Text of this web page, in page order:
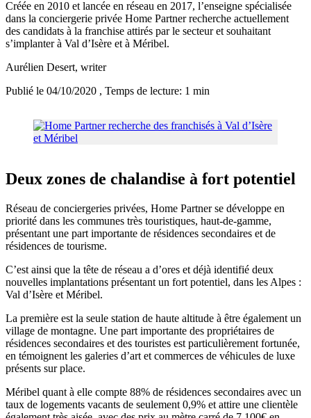
Créée en 2010 et lancée en réseau en 2017, l’enseigne spécialisée
dans la conciergerie privée Home Partner recherche actuellement
des candidats à la franchise attirés par le secteur et souhaitant
s’implanter à Val d’Isère et à Méribel.
Aurélien Desert, writer
Publié le 04/10/2020 , Temps de lecture: 1 min
Deux zones de chalandise à fort potentiel
Réseau de conciergeries privées, Home Partner se développe en
priorité dans les communes très touristiques, haut-de-gamme,
présentant une part importante de résidences secondaires et de
résidences de tourisme.
C’est ainsi que la tête de réseau a d’ores et déjà identifié deux
nouvelles implantations présentant un fort potentiel, dans les Alpes :
Val d’Isère et Méribel.
La première est la seule station de haute altitude à être également un
village de montagne. Une part importante des propriétaires de
résidences secondaires et des touristes est particulièrement fortunée,
en témoignent les galeries d’art et commerces de véhicules de luxe
présents sur place.
Méribel quant à elle compte 88% de résidences secondaires avec un
taux de logements vacants de seulement 0,9% et attire une clientèle